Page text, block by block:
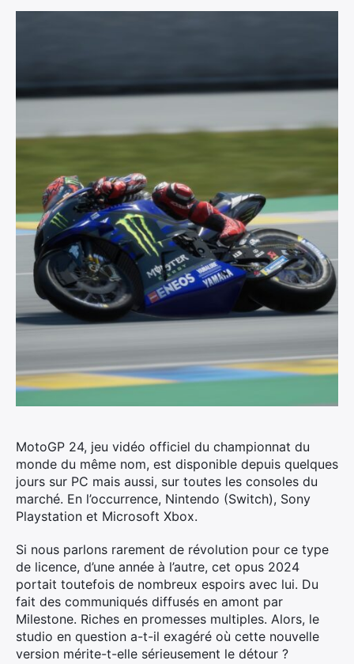
MotoGP 24, jeu vidéo officiel du championnat du
monde du même nom, est disponible depuis quelques
jours sur PC mais aussi, sur toutes les consoles du
marché. En l’occurrence, Nintendo (Switch), Sony
Playstation et Microsoft Xbox.
Si nous parlons rarement de révolution pour ce type
de licence, d’une année à l’autre, cet opus 2024
portait toutefois de nombreux espoirs avec lui. Du
fait des communiqués diffusés en amont par
Milestone. Riches en promesses multiples. Alors, le
studio en question a-t-il exagéré où cette nouvelle
version mérite-t-elle sérieusement le détour ?